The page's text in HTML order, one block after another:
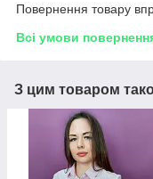
Повернення товару
Всі умови
З цим товаром